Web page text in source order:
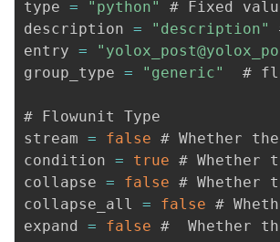
type = "python" # Fixed
description = "description"
entry =
group_type = "generic"
#
# Flowunit Type
stream = false # Whether
condition = true #
collapse = false #
collapse_all = false #
expand = false #  Whether